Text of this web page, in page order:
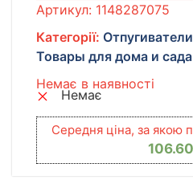
Артикул: 1148287075
Категорії: Отпугиватели
Товары для дома и сада
Немає в наявності
Немає
Середня ціна, за якою
106.60